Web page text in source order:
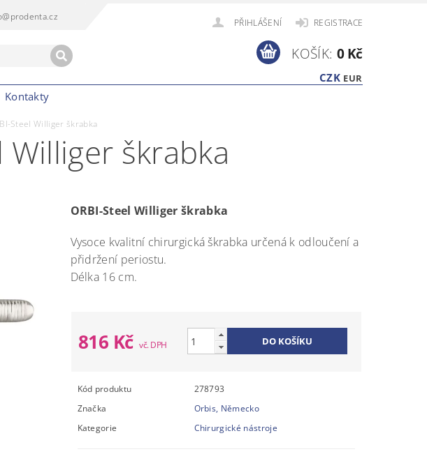
PŘIHLÁŠENÍ REGISTRACE
CZK EUR
KOŠÍK: 0 Kč
Kontakty
Steel Williger škrabka
Williger škrabka
ORBI-Steel Williger škrabka
Vysoce kvalitní chirurgická škrabka určená k odloučení a
přidržení periostu.
Délka 16 cm.
816 Kč
Kód produktu
278793
Značka
Orbis, Německo
Kategorie
Chirurgické nástroje